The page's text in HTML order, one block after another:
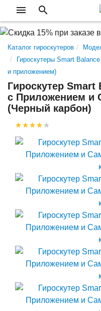
Каталог гироскутеров
Гироскутеры Smart
и приложением)
Гироскутер
с Приложением и
(Черный карбон)